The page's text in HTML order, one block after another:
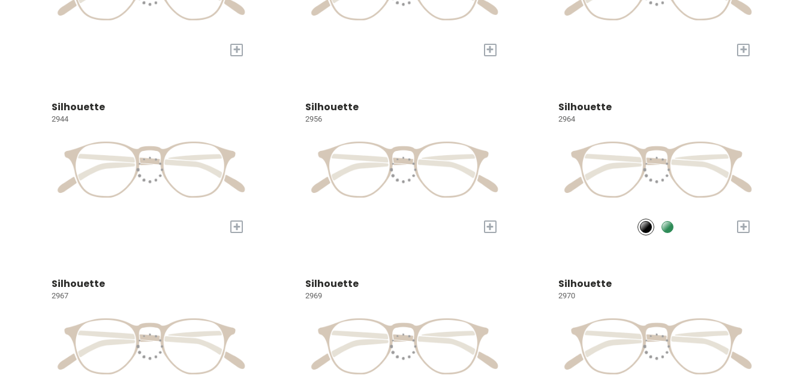
+ + +
Silhouette
2944
+
Silhouette
2956
+
Silhouette
2964
+
Silhouette
2967
Silhouette
2969
Silhouette
2970